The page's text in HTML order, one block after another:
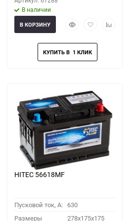
В наличии
БыстрыйДобавить
избранное
Добавить
В КОРЗИНУ
HITEC 56618MF
Пусковой ток, A: 630
Размеры
278x175x175